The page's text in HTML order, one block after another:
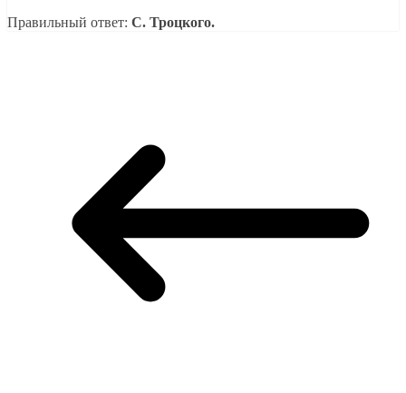
Правильный ответ: C. Троцкого.